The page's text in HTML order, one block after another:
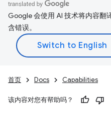
Google 会使用 AI 技术将内容翻
含错误。
首页 Docs Capabilities
该内容对您有帮助吗？